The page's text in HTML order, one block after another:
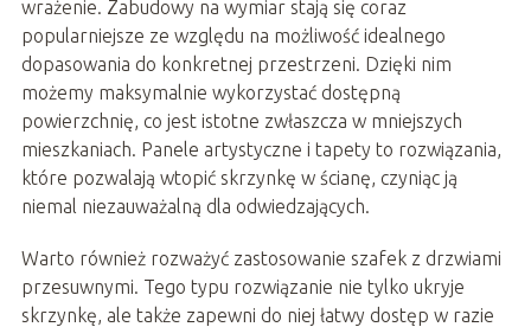
wrażenie. Zabudowy na wymiar stają się coraz
popularniejsze ze względu na możliwość idealnego
dopasowania do konkretnej przestrzeni. Dzięki nim
możemy maksymalnie wykorzystać dostępną
powierzchnię, co jest istotne zwłaszcza w mniejszych
mieszkaniach. Panele artystyczne i tapety to rozwiązania,
które pozwalają wtopić skrzynkę w ścianę, czyniąc ją
niemal niezauważalną dla odwiedzających.
Warto również rozważyć zastosowanie szafek z drzwiami
przesuwnymi. Tego typu rozwiązanie nie tylko ukryje
skrzynkę, ale także zapewni do niej łatwy dostęp w razie